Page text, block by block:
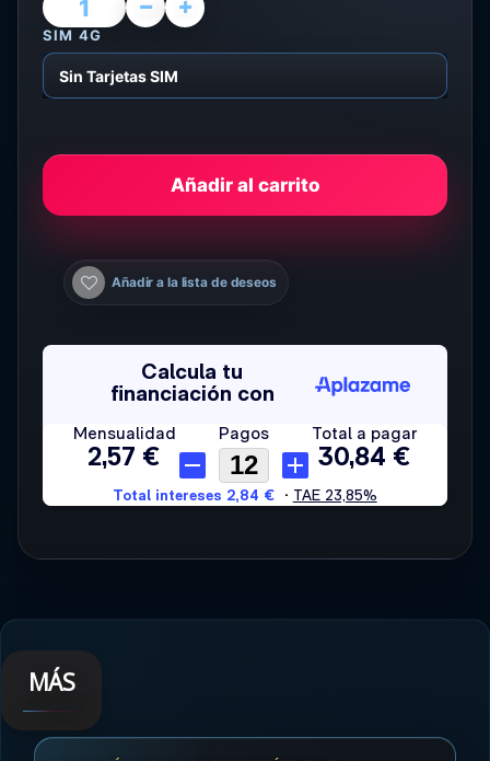
SIM 4G
Añadir al carrito
Añadir a la lista de deseos
MÁS